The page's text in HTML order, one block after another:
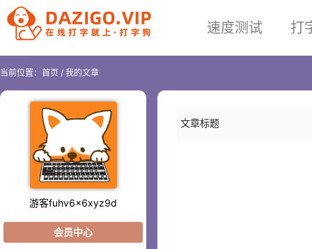
速度测试 打
当前位置： 首页 / 我的文章
游客fuhv6x6xyz9d
会员中心
文章标题